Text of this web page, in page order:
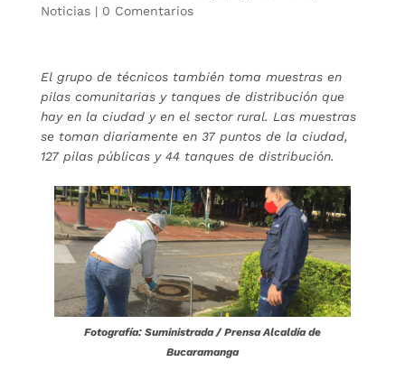
Noticias| 0 Comentarios
El grupo de técnicos también toma muestras en
pilas comunitarias y tanques de distribución que
hay en la ciudad y en el sector rural. Las muestras
se toman diariamente en 37 puntos de la ciudad,
127 pilas públicas y 44 tanques de distribución.
Fotografía: Suministrada / Prensa Alcaldía de
Bucaramanga